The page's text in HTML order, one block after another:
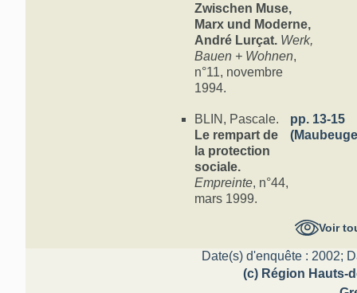
Zwischen Muse,
Marx und Moderne,
André Lurçat. Werk,
Bauen + Wohnen,
n°11, novembre
1994.
BLIN, Pascale.
Le rempart de
la protection
sociale.
Empreinte, n°44,
mars 1999.
pp. 13-15
Voir
Date(s) d'enquête : 2002;
(c) Région Hauts-